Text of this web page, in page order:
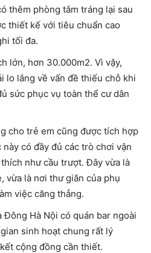
thêm phòng tắm tráng lại sau
thiết kế với tiêu chuẩn cao
tối đa.
lớn, hơn 30.000m2. Vì vậy,
lo lắng về vấn đề thiếu chỗ khi
sức phục vụ toàn thể cư dân
cho trẻ em cũng được tích hợp
có đầy đủ các trò chơi vận
như cầu trượt. Đây vừa là
vừa là nơi thư giãn của phụ
việc căng thẳng.
Đông Hà Nội có quán bar ngoài
sinh hoạt chung rất lý
cộng đồng cần thiết.